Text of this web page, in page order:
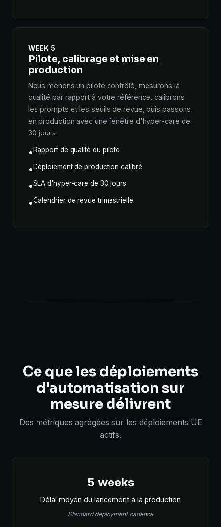
WEEK 5
Pilote, calibrage et mise en
production
Nous menons un pilote contrôlé, mesurons la
qualité par rapport à votre référence, calibrons
les prompts et les seuils de revue, puis passons
en production avec une fenêtre d'hyper-care de
30 jours.
•Rapport de qualité du pilote
•Déploiement de production calibré
•SLA d'hyper-care de 30 jours
•Calendrier de revue trimestrielle
Ce que les déploiements
d'automatisation sur
mesure délivrent
Des métriques agrégées sur les déploiements UE
actifs.
5 weeks
Délai moyen du lancement à la production
Standard deployment cadence